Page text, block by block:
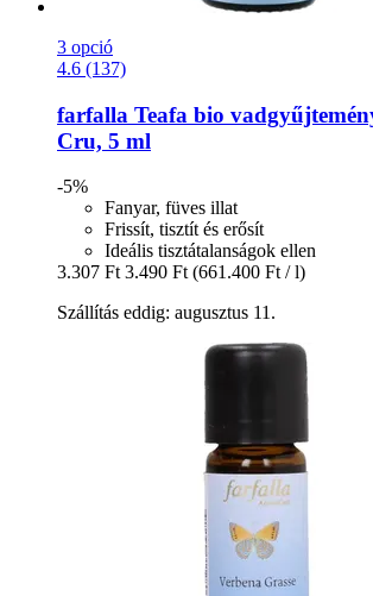
3 opció
4.6 (137)
farfalla Teafa bio
Cru, 5 ml
-5%
Fanyar, füves illat
Frissít, tisztít és erősít
Ideális tisztátalanságok ellen
3.307 Ft 3.490 Ft (661.400 Ft / l)
Szállítás eddig: augusztus 11.